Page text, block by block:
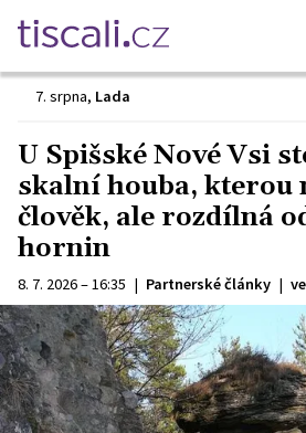
7. srpna, Lada
U Spišské Nové Vsi
skalní houba, kterou
člověk, ale rozdílná
hornin
8. 7. 2026 – 16:35 | Partnerské články |